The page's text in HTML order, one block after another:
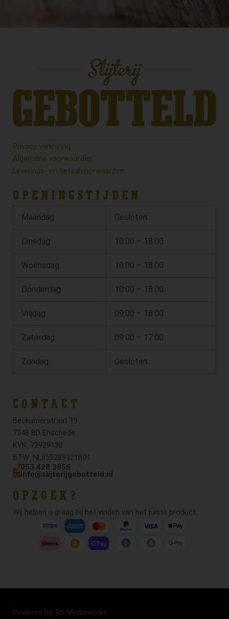
Privacy verklaring
Algemene voorwaarden
Leverings- en betaalvoorwaarden
OPENINGSTIJDEN
Maandag Gesloten
Dinsdag 10:00 – 18:00
Woensdag 10:00 – 18:00
Donderdag 10:00 – 18:00
Vrijdag 09:00 – 18:00
Zaterdag 09:00 – 17:00
Zondag Gesloten
CONTACT
Beckumerstraat 19
7548 BD Enschede
KVK: 72929138
BTW: NL859289321B01
053 428 3855
info@slijterijgebotteld.nl
OPZOEK?
Wij helpen u graag bij het vinden van het juiste product.
Powered by: RS Mediaworks